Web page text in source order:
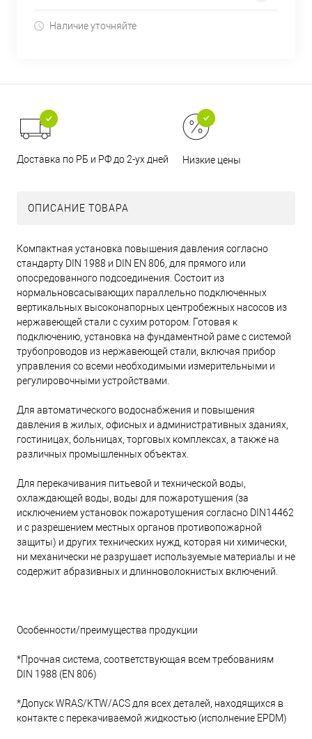
Наличие уточняйте
Доставка по РБ и РФ до 2-ух дней Низкие цены
ОПИСАНИЕ ТОВАРА
Компактная установка повышения давления согласно
стандарту DIN 1988 и DIN EN 806, для прямого или
опосредованного подсоединения. Состоит из
нормальновсасывающих параллельно подключенных
вертикальных высоконапорных центробежных насосов из
нержавеющей стали с сухим ротором. Готовая к
подключению, установка на фундаментной раме с системой
трубопроводов из нержавеющей стали, включая прибор
управления со всеми необходимыми измерительными и
регулировочными устройствами.
Для автоматического водоснабжения и повышения
давления в жилых, офисных и административных зданиях,
гостиницах, больницах, торговых комплексах, а также на
различных промышленных объектах.
Для перекачивания питьевой и технической воды,
охлаждающей воды, воды для пожаротушения (за
исключением установок пожаротушения согласно DIN14462
и с разрешением местных органов противопожарной
защиты) и других технических нужд, которая ни химически,
ни механически не разрушает используемые материалы и не
содержит абразивных и длинноволокнистых включений.
Особенности/преимущества продукции
*Прочная система, соответствующая всем требованиям
DIN 1988 (EN 806)
*Допуск WRAS/KTW/ACS для всех деталей, находящихся в
контакте с перекачиваемой жидкостью (исполнение EPDM)